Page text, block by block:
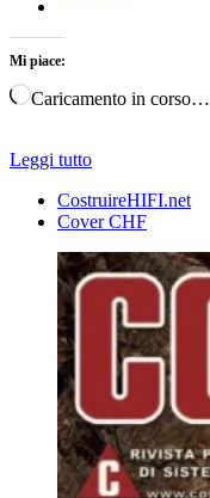
Mi piace:
Caricamento in corso…
Leggi tutto
CostruireHIFI.net
Cover CHF